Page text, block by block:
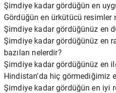
Şimdiye kadar gördüğün en
Gördüğün en ürkütücü resimler
Şimdiye kadar gördüğünüz en
Şimdiye kadar gördüğünüz en
bazıları nelerdir?
Şimdiye kadar gördüğünüz en
Hindistan'da hiç görmediğimiz
Şimdiye kadar gördüğün en iyi